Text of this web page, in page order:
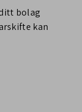
bolag
kan